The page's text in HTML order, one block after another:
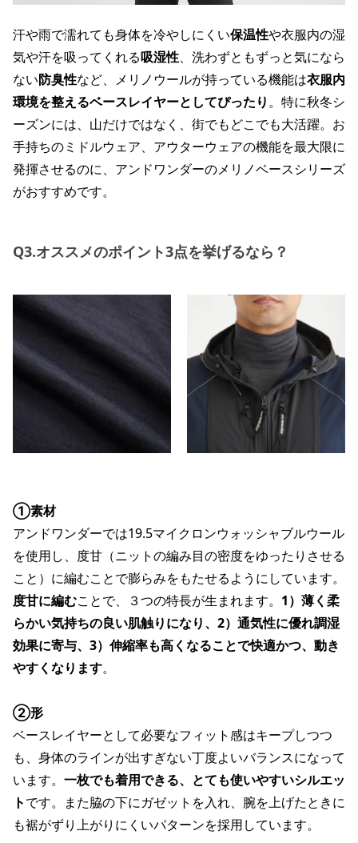
汗や雨で濡れても身体を冷やしにくい保温性や衣服内の湿
気や汗を吸ってくれる吸湿性、洗わずともずっと気になら
ない防臭性など、メリノウールが持っている機能は衣服内
環境を整えるベースレイヤーとしてぴったり。特に秋冬シ
ーズンには、山だけではなく、街でもどこでも大活躍。お
手持ちのミドルウェア、アウターウェアの機能を最大限に
発揮させるのに、アンドワンダーのメリノベースシリーズ
がおすすめです。
Q3.オススメのポイント3点を挙げるなら？
①素材
アンドワンダーでは19.5マイクロンウォッシャブルウール
を使用し、度甘（ニットの編み目の密度をゆったりさせる
こと）に編むことで膨らみをもたせるようにしています。
度甘に編むことで、３つの特長が生まれます。 1）薄く柔
らかい気持ちの良い肌触りになり、2）通気性に優れ調湿
効果に寄与、3）伸縮率も高くなることで快適かつ、動き
やすくなります。
②形
ベースレイヤーとして必要なフィット感はキープしつつ
も、身体のラインが出すぎない丁度よいバランスになって
います。 一枚でも着用できる、とても使いやすいシルエッ
トです。また脇の下にガゼットを入れ、腕を上げたときに
も裾がずり上がりにくいパターンを採用しています。